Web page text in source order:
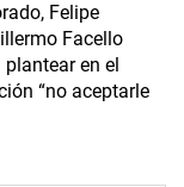
Felipe
Facello
en el
“no aceptarle